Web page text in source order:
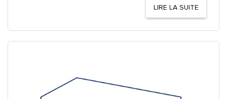
LIRE LA SUITE